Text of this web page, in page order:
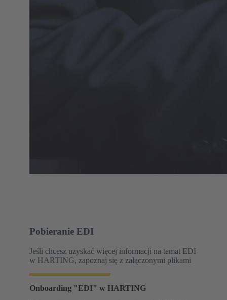
Pobieranie EDI
Jeśli chcesz uzyskać więcej informacji na temat EDI
w HARTING, zapoznaj się z załączonymi plikami
Onboarding "EDI" w HARTING